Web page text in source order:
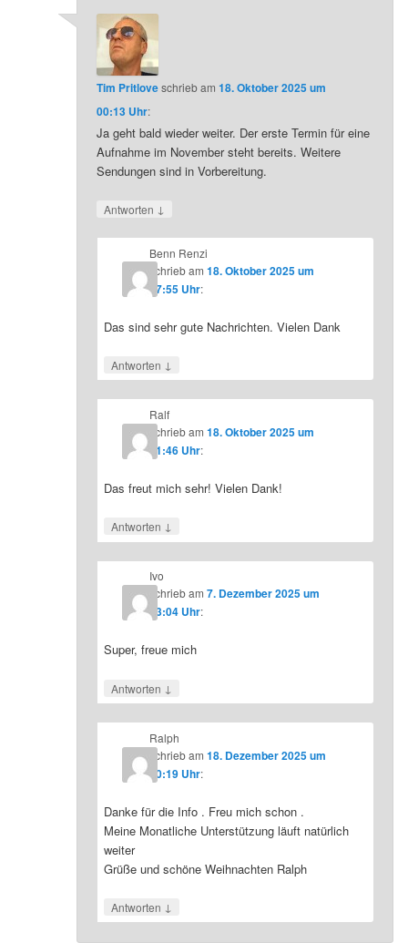
Tim Pritloveschriebam18. Oktober 2025 um
00:13 Uhr:
Ja geht bald wieder weiter. Der erste Termin für eine
Aufnahme im November steht bereits. Weitere
Sendungen sind in Vorbereitung.
Antworten ↓
Benn Renzi
schriebam 18. Oktober 2025 um
07:55 Uhr:
Das sind sehr gute Nachrichten. Vielen Dank
Antworten ↓
Ralf
schriebam 18. Oktober 2025 um
21:46 Uhr:
Das freut mich sehr! Vielen Dank!
Antworten ↓
Ivo
schriebam 7. Dezember 2025 um
23:04 Uhr:
Super, freue mich
Antworten ↓
Ralph
schriebam 18. Dezember 2025 um
10:19 Uhr:
Danke für die Info . Freu mich schon .
Meine Monatliche Unterstützung läuft natürlich
weiter
Grüße und schöne Weihnachten Ralph
Antworten ↓